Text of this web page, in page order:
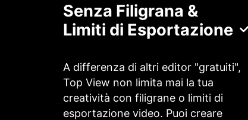
Senza Filigrana &
Limiti di Esportazione
A differenza di altri editor "gratuiti",
Top View non limita mai la tua
creatività con filigrane o limiti di
esportazione video. Puoi creare